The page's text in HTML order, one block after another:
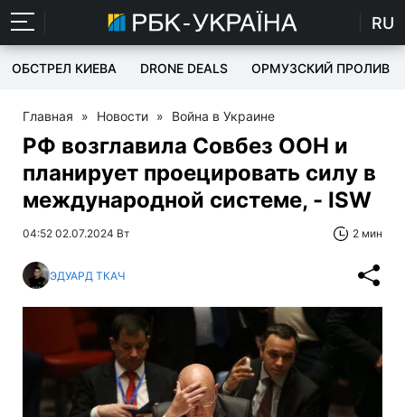
RU
ОБСТРЕЛ КИЕВА DRONE DEALS ОРМУЗСКИЙ ПРОЛИВ
Главная » Новости » Война в Украине
РФ возглавила Совбез ООН и
планирует проецировать силу в
международной системе, - ISW
04:52 02.07.2024 Вт 2 мин
ЭДУАРД ТКАЧ